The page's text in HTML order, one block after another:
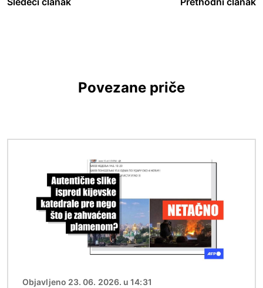
Povezane priče
Objavljeno 23. 06. 2026. u 14:31